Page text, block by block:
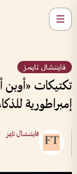
فايننشال تايمز
تكتيكات «أوبن
إمبراطورية
فايننشال تايمز